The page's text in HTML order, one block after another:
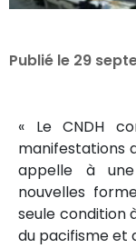
Publié le 29
« Le CNDH
manifestations
appelle à
nouvelles
seule condition
du pacifisme et